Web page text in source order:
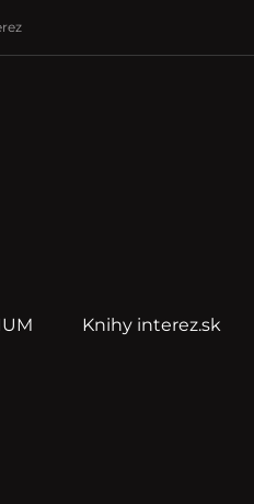
Knihy interez.sk